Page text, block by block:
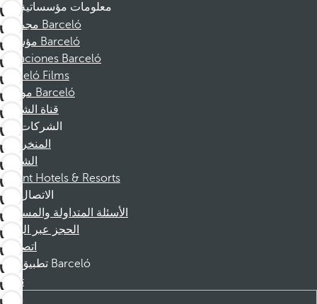
معلومات مؤسساتية
مجموعة Barceló
مؤسسة Barceló
Vacaciones Barceló
Barceló Films
موظفو Barceló
قناة الشكوى
الشركات
المنخرطين
الشركاء
Dorint Hotels & Resorts
الاتصال
الأسئلة المتداولة والمساعدة
الحجز عبر الهاتف
اتصل بنا
تطبيق Barceló
تنزيل